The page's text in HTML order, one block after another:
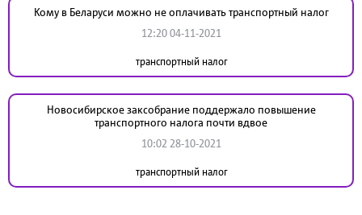
Кому в Беларуси можно не оплачивать транспортный налог
12:20 04-11-2021
транспортный налог
Новосибирское заксобрание поддержало повышение
транспортного налога почти вдвое
10:02 28-10-2021
транспортный налог